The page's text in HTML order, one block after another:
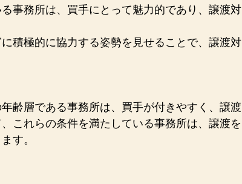
事務所は、買手にとって魅力的であり、譲渡対
に積極的に協力する姿勢を見せることで、譲渡対
齢層である事務所は、買手が付きやすく、譲渡
これらの条件を満たしている事務所は、譲渡を
す。